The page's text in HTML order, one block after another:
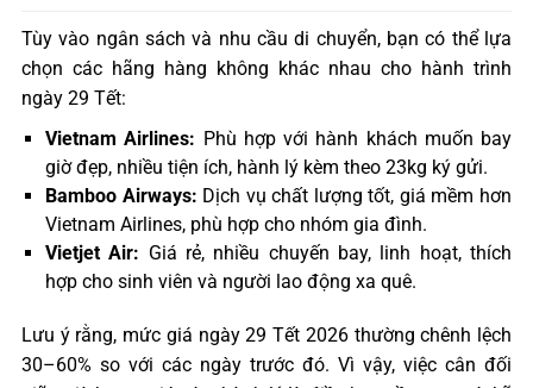
Tùy vào ngân sách và nhu cầu di chuyển, bạn có thể lựa
chọn các hãng hàng không khác nhau cho hành trình
ngày 29 Tết:
Vietnam Airlines: Phù hợp với hành khách muốn bay
giờ đẹp, nhiều tiện ích, hành lý kèm theo 23kg ký gửi.
Bamboo Airways: Dịch vụ chất lượng tốt, giá mềm hơn
Vietnam Airlines, phù hợp cho nhóm gia đình.
Vietjet Air: Giá rẻ, nhiều chuyến bay, linh hoạt, thích
hợp cho sinh viên và người lao động xa quê.
Lưu ý rằng, mức giá ngày 29 Tết 2026 thường chênh lệch
30–60% so với các ngày trước đó. Vì vậy, việc cân đối